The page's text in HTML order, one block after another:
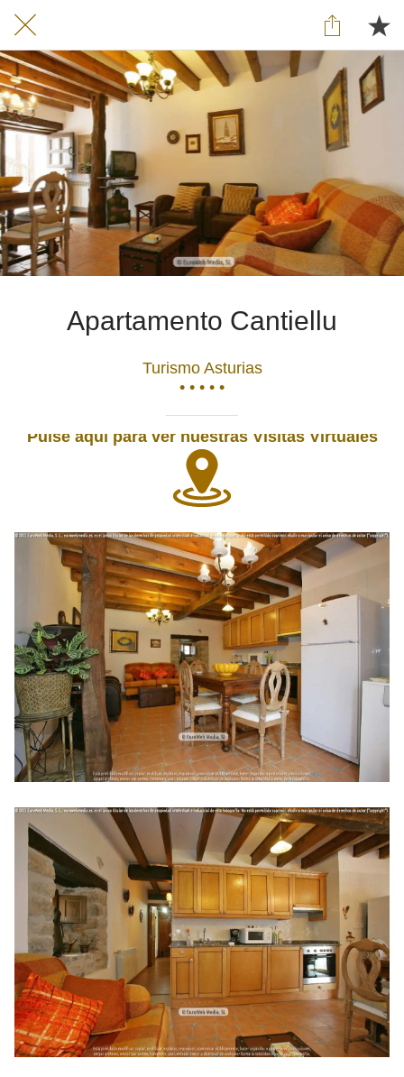
Apartamento Cantiellu
Turismo Asturias
• • • • •
Pulse aquí para ver nuestras Visitas Virtuales